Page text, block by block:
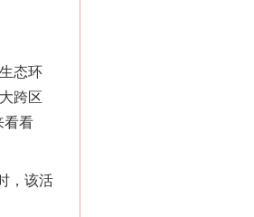
态环
跨区
看看
，该活